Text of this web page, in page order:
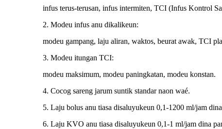
infus terus-terusan, infus intermiten, TCI (Infus Kontrol
2. Modeu infus anu dikalikeun:
modeu gampang, laju aliran, waktos, beurat awak, TCI
3. Modeu itungan TCI:
modeu maksimum, modeu paningkatan, modeu konstan.
4. Cocog sareng jarum suntik standar naon waé.
5. Laju bolus anu tiasa disaluyukeun 0,1-1200 ml/jam
6. Laju KVO anu tiasa disaluyukeun 0,1-1 ml/jam dina